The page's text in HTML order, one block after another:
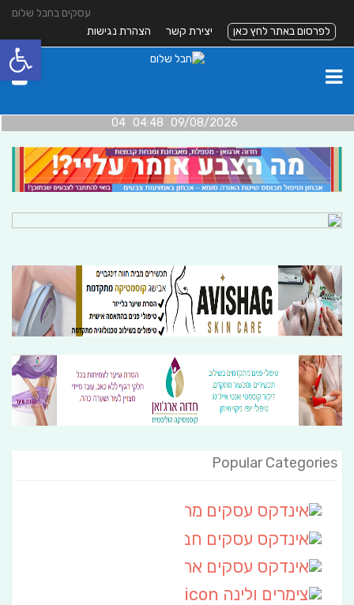
עסקים בחבל שלום
לפרסום באתר לחץ כאן
יצירת קשר הצהרת נגישות
09/08/2026 04:48 04
Popular Categories
פתח